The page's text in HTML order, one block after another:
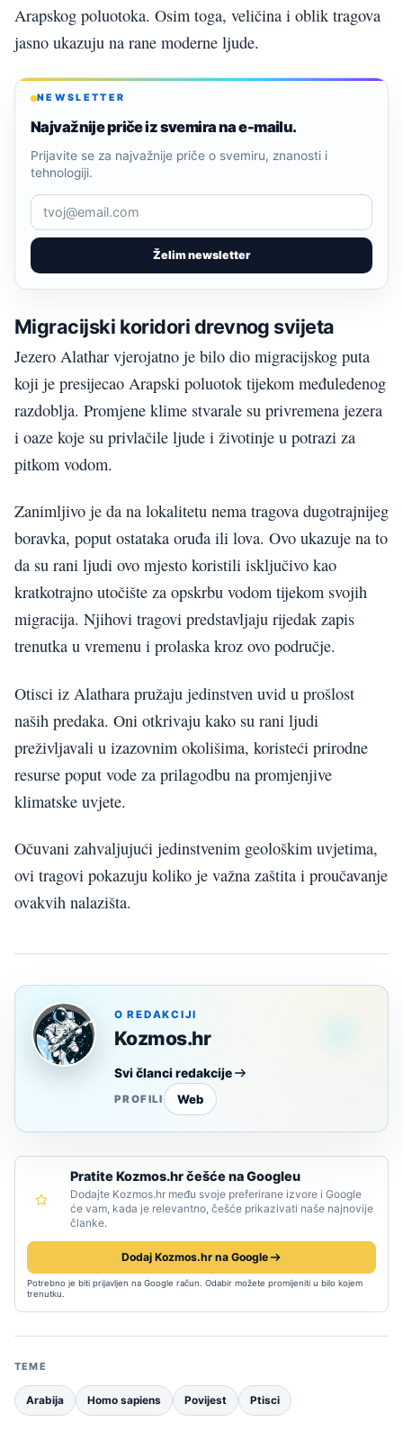
Arapskog poluotoka. Osim toga, veličina i oblik tragova
jasno ukazuju na rane moderne ljude.
NEWSLETTER
Najvažnije priče iz svemira na e-mailu.
Želim newsletter
Prijavite se za najvažnije priče o svemiru, znanosti i
tehnologiji.
Migracijski koridori drevnog svijeta
Jezero Alathar vjerojatno je bilo dio migracijskog puta
koji je presijecao Arapski poluotok tijekom međuledenog
razdoblja. Promjene klime stvarale su privremena jezera
i oaze koje su privlačile ljude i životinje u potrazi za
pitkom vodom.
Zanimljivo je da na lokalitetu nema tragova dugotrajnijeg
boravka, poput ostataka oruđa ili lova. Ovo ukazuje na to
da su rani ljudi ovo mjesto koristili isključivo kao
kratkotrajno utočište za opskrbu vodom tijekom svojih
migracija. Njihovi tragovi predstavljaju rijedak zapis
trenutka u vremenu i prolaska kroz ovo područje.
Otisci iz Alathara pružaju jedinstven uvid u prošlost
naših predaka. Oni otkrivaju kako su rani ljudi
preživljavali u izazovnim okolišima, koristeći prirodne
resurse poput vode za prilagodbu na promjenjive
klimatske uvjete.
Očuvani zahvaljujući jedinstvenim geološkim uvjetima,
ovi tragovi pokazuju koliko je važna zaštita i proučavanje
ovakvih nalazišta.
O REDAKCIJI
Kozmos.hr
Svi članci redakcije
PROFILI Web
Pratite Kozmos.hr češće na Googleu
Dodajte Kozmos.hr među svoje preferirane izvore i Google
će vam, kada je relevantno, češće prikazivati naše najnovije
članke.
Dodaj Kozmos.hr na Google
Potrebno je biti prijavljen na Google račun. Odabir možete promijeniti u bilo kojem
trenutku.
TEME
Arabija Homo sapiens Povijest Ptisci